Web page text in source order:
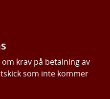
krav på betalning av
som inte kommer